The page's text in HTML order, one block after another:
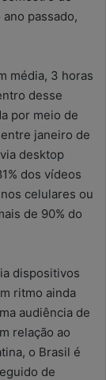
passado,
média, 3 horas
desse
por meio de
janeiro de
desktop
dos vídeos
celulares ou
de 90% do
dispositivos
ritmo ainda
audiência de
relação ao
o Brasil é
de